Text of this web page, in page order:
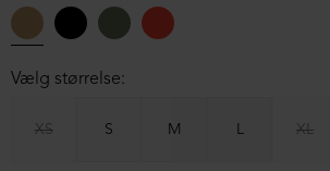
Vælg størrelse:
XS S M L XL